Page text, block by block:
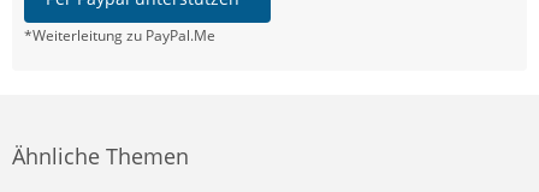
*Weiterleitung zu PayPal.Me
Ähnliche Themen